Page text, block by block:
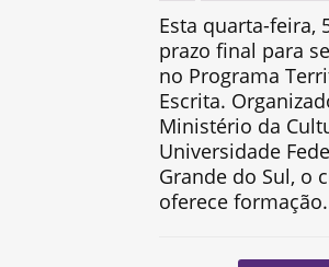
Esta quarta-feira,
prazo final para
no Programa
Escrita.
Ministério da
Universidade
Grande do Sul, o
oferece